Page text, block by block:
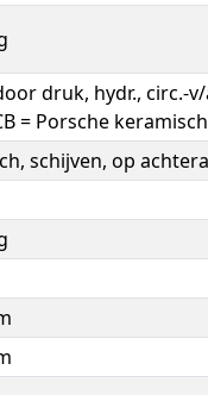
druk, hydr., circ.-
= Porsche
schijven, op